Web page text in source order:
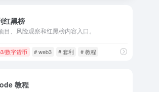
红黑榜
目、风险观察和红黑榜内容入口。
数字货币 # web3 # 套利 # 教程
教程